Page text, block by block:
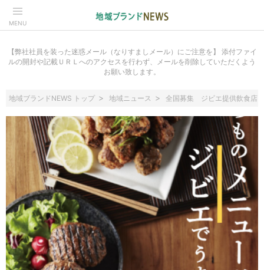
MENU
【弊社社員を装った迷惑メール（なりすましメール）にご注意を】 添付ファイ
ルの開封や記載ＵＲＬへのアクセスを行わず、メールを削除していただくよう
お願い致します。
地域ブランドNEWS トップ 地域ニュース 全国募集 ジビエ提供飲食店